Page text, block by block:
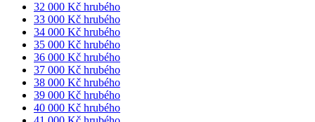
32 000 Kč hrubého
33 000 Kč hrubého
34 000 Kč hrubého
35 000 Kč hrubého
36 000 Kč hrubého
37 000 Kč hrubého
38 000 Kč hrubého
39 000 Kč hrubého
40 000 Kč hrubého